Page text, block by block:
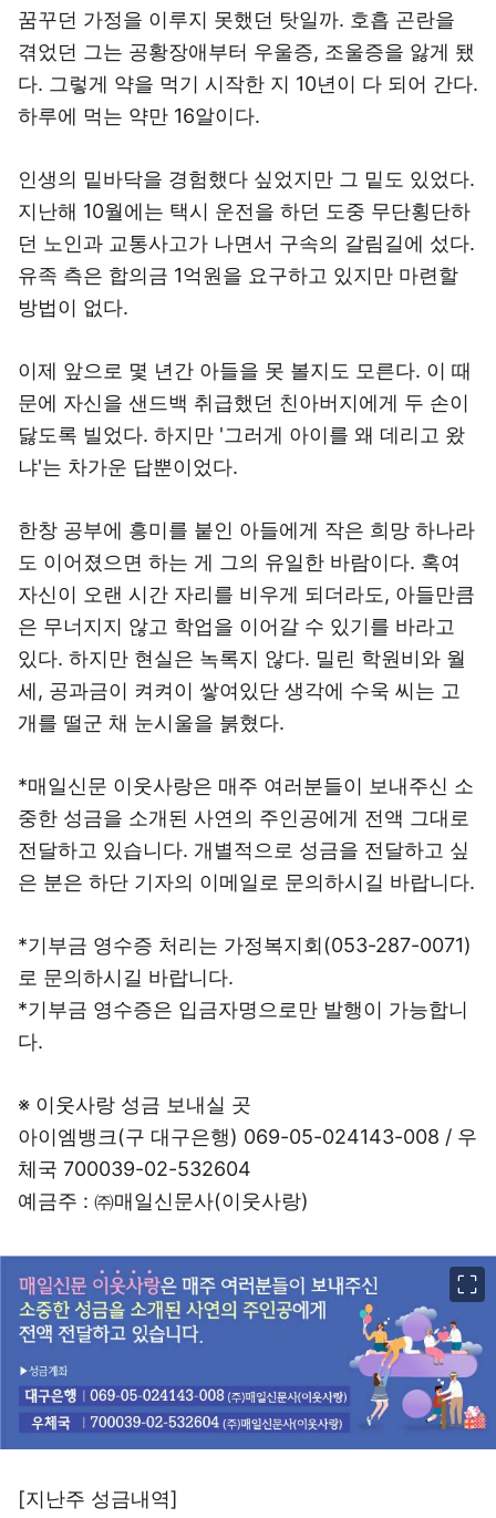
꿈꾸던 가정을 이루지 못했던 탓일까. 호흡 곤란을
겪었던 그는 공황장애부터 우울증, 조울증을 앓게 됐
다. 그렇게 약을 먹기 시작한 지 10년이 다 되어 간다.
하루에 먹는 약만 16알이다.
인생의 밑바닥을 경험했다 싶었지만 그 밑도 있었다.
지난해 10월에는 택시 운전을 하던 도중 무단횡단하
던 노인과 교통사고가 나면서 구속의 갈림길에 섰다.
유족 측은 합의금 1억원을 요구하고 있지만 마련할
방법이 없다.
이제 앞으로 몇 년간 아들을 못 볼지도 모른다. 이 때
문에 자신을 샌드백 취급했던 친아버지에게 두 손이
닳도록 빌었다. 하지만 '그러게 아이를 왜 데리고 왔
냐'는 차가운 답뿐이었다.
한창 공부에 흥미를 붙인 아들에게 작은 희망 하나라
도 이어졌으면 하는 게 그의 유일한 바람이다. 혹여
자신이 오랜 시간 자리를 비우게 되더라도, 아들만큼
은 무너지지 않고 학업을 이어갈 수 있기를 바라고
있다. 하지만 현실은 녹록지 않다. 밀린 학원비와 월
세, 공과금이 켜켜이 쌓여있단 생각에 수욱 씨는 고
개를 떨군 채 눈시울을 붉혔다.
*매일신문 이웃사랑은 매주 여러분들이 보내주신 소
중한 성금을 소개된 사연의 주인공에게 전액 그대로
전달하고 있습니다. 개별적으로 성금을 전달하고 싶
은 분은 하단 기자의 이메일로 문의하시길 바랍니다.
*기부금 영수증 처리는 가정복지회(053-287-0071)
로 문의하시길 바랍니다.
*기부금 영수증은 입금자명으로만 발행이 가능합니
다.
※ 이웃사랑 성금 보내실 곳
아이엠뱅크(구 대구은행) 069-05-024143-008 / 우
체국 700039-02-532604
예금주 : ㈜매일신문사(이웃사랑)
[지난주 성금내역]